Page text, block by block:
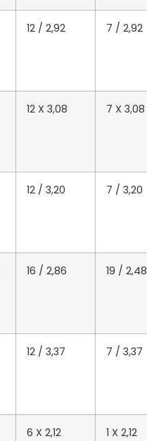
12 / 2,92 7 / 2,92
12 X 3,08 7 X 3,08
12 / 3,20 7 / 3,20
16 / 2,86 19 / 2,48
12 / 3,37 7 / 3,37
6 X 2,12 1 X 2,12